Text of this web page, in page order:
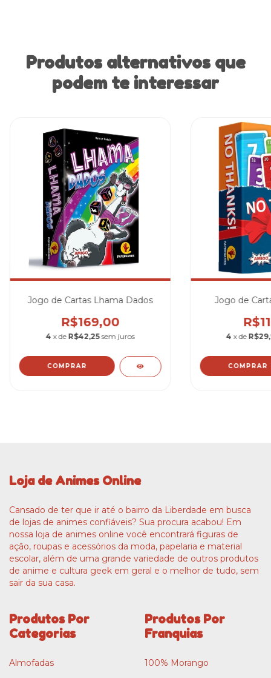
Produtos alternativos que
podem te interessar
Jogo de Cartas Lhama Dados
R$169,00
4 x de R$42,25 sem juros
Jogo de
4 x de
Loja de Animes Online
Cansado de ter que ir até o bairro da Liberdade em busca
de lojas de animes confiáveis? Sua procura acabou! Em
nossa loja de animes online você encontrará figuras de
ação, roupas e acessórios da moda, papelaria e material
escolar, além de uma grande variedade de outros produtos
de anime e cultura geek em geral e o melhor de tudo, sem
sair da sua casa.
Produtos Por
Categorias
Almofadas
Produtos Por
Franquias
100% Morango